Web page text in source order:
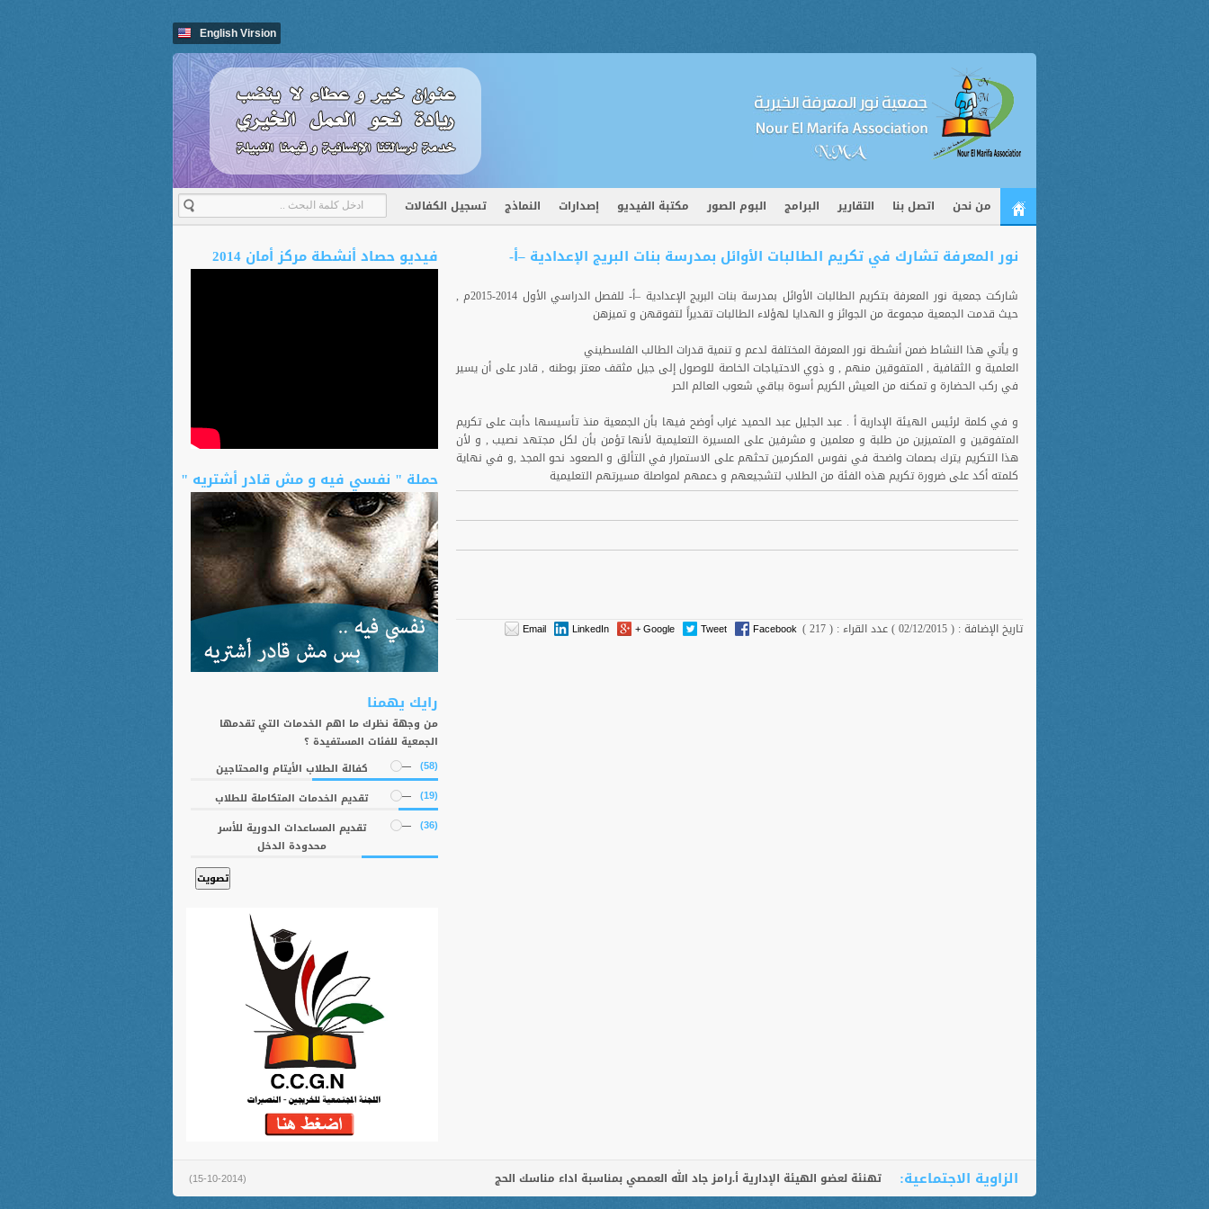
English Virsion
من نحن اتصل بنا التقارير البرامج البوم الصور مكتبة الفيديو إصدارات النماذج تسجيل الكفالات
فيديو حصاد أنشطة مركز أمان 2014
حملة " نفسي فيه و مش قادر أشتريه "
رايك يهمنا
من وجهة نظرك ما اهم الخدمات التي تقدمها
الجمعية للفئات المستفيدة ؟
(58) كفالة الطلاب الأيتام والمحتاجين
(19) تقديم الخدمات المتكاملة للطلاب
(36)
تقديم المساعدات الدورية للأسر
محدودة الدخل
نور المعرفة تشارك في تكريم الطالبات الأوائل بمدرسة بنات البريج الإعدادية –أ-
شاركت جمعية نور المعرفة بتكريم الطالبات الأوائل بمدرسة بنات البريج الإعدادية –أ- للفصل الدراسي الأول 2014-2015م ,
حيث قدمت الجمعية مجموعة من الجوائز و الهدايا لهؤلاء الطالبات تقديراً لتفوقهن و تميزهن
و يأتي هذا النشاط ضمن أنشطة نور المعرفة المختلفة لدعم و تنمية قدرات الطالب الفلسطيني
العلمية و الثقافية , المتفوقين منهم , و ذوي الاحتياجات الخاصة للوصول إلى جيل مثقف معتز بوطنه , قادر على أن يسير
في ركب الحضارة و تمكنه من العيش الكريم أسوة بباقي شعوب العالم الحر
و في كلمة لرئيس الهيئة الإدارية أ . عبد الجليل عبد الحميد غراب أوضح فيها بأن الجمعية منذ تأسيسها دأبت على تكريم
المتفوقين و المتميزين من طلبة و معلمين و مشرفين على المسيرة التعليمية لأنها تؤمن بأن لكل مجتهد نصيب , و لأن
هذا التكريم يترك بصمات واضحة في نفوس المكرمين تحثهم على الاستمرار في التألق و الصعود نحو المجد ,و في نهاية
كلمته أكد على ضرورة تكريم هذه الفئة من الطلاب لتشجيعهم و دعمهم لمواصلة مسيرتهم التعليمية
تاريخ الإضافة : ( 02/12/2015 ) عدد القراء : ( 217 ) Facebook
Tweet
Google +
LinkedIn
Email
الزاوية الاجتماعية: تهنئة لعضو الهيئة الإدارية أ.رامز جاد الله العمصي بمناسبة اداء مناسك الحج (15-10-2014)